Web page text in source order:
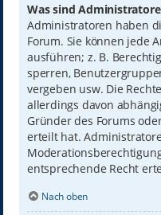
Was sind
Administratoren haben
Forum. Sie können jede
ausführen; z. B.
sperren,
vergeben usw. Die
allerdings davon
Gründer des Forums
erteilt hat.
entsprechende Recht
Nach oben